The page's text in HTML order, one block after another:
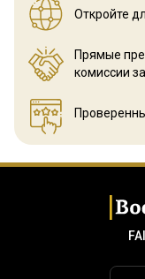
Откройте
Прямые
комиссии